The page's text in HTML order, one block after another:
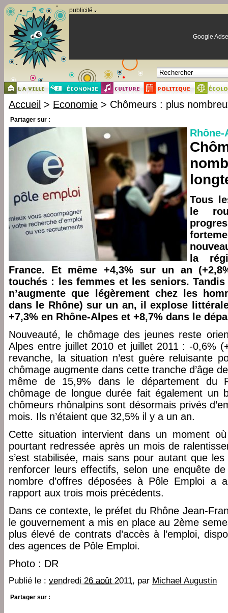
publicité
Google
Accueil > Economie > Chômeurs : plus
Partager sur :
Tous
le
la
France. Et même +4,3% sur un an
touchés : les femmes et les seniors.
n’augmente que légèrement chez les
dans le Rhône) sur un an, il explose
+7,3% en Rhône-Alpes et +8,7% dans le
Nouveauté, le chômage des jeunes reste
Alpes entre juillet 2010 et juillet 2011 : -0,6%
revanche, la situation n’est guère reluisante
chômage augmente dans cette tranche d’âge
même de 15,9% dans le département du
chômage de longue durée fait également un
chômeurs rhônalpins sont désormais privés
mois. Ils n’étaient que 32,5% il y a un an.
Cette situation intervient dans un moment où
pourtant redressée après un mois de
s’est stabilisée, mais sans pour autant que
renforcer leurs effectifs, selon une enquête
nombre d’offres déposées à Pôle Emploi a
rapport aux trois mois précédents.
Dans ce contexte, le préfet du Rhône Jean-
le gouvernement a mis en place au 2ème
plus élevé de contrats d’accès à l’emploi,
des agences de Pôle Emploi.
Photo : DR
Publié le : vendredi 26 août 2011, par Michael Augustin
Partager sur :
Panneau de gestion des cookies